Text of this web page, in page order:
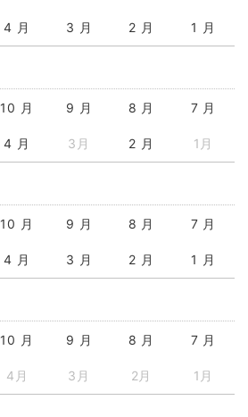
4 月 3 月 2 月 1 月
10 月 9 月 8 月 7 月
4 月 3月 2 月 1月
10 月 9 月 8 月 7 月
4 月 3 月 2 月 1 月
10 月 9 月 8 月 7 月
4月 3月 2月 1月